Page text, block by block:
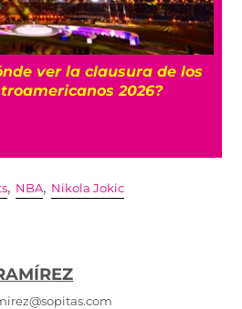
ver la clausura de los
2026?
, NBA, Nikola Jokic